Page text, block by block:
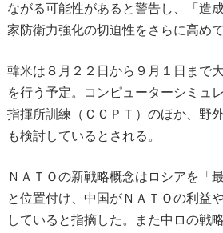
ながる可能性があると警告し、「造
家防衛力強化の切迫性をさらに高め
韓米は８月２２日から９月１日まで
を行う予定。コンピューターシミュ
指揮所訓練（ＣＣＰＴ）のほか、野
も検討しているとされる。
ＮＡＴＯの新戦略概念はロシアを「
と位置付け、中国がＮＡＴＯの利益
していると指摘した。また中ロの戦